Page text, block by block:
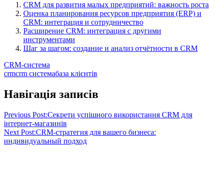
CRM для развития малых предприятий: важность роста
Оценка планирования ресурсов предприятия (ERP) и
CRM: интеграция и сотрудничество
Расширение CRM: интеграция с другими
инструментами
Шаг за шагом: создание и анализ отчётности в CRM
CRM-система
crmcrm системабаза клієнтів
Навігація записів
Previous Post:Секрети успішного використання CRM для
інтернет-магазинів
Next Post:CRM-стратегия для вашего бизнеса:
индивидуальный подход